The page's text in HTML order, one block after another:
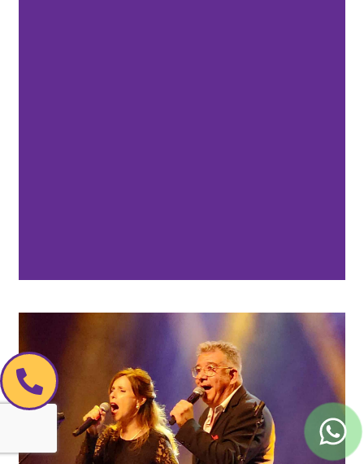
לוליפופ
לוליפופ
מחווה ללהיטי הזהב בשנות ה50-60